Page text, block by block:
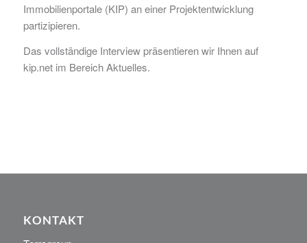
Immobilienportale (KIP) an einer Projektentwicklung
partizipieren.
Das vollständige Interview präsentieren wir Ihnen auf
kip.net im Bereich Aktuelles.
KONTAKT